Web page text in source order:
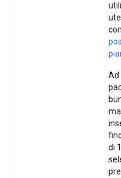
Ad
di